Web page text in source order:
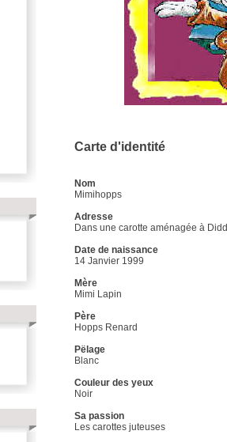
Carte d'identité
Nom
Mimihopps
Adresse
Dans une carotte aménagée à
Date de naissance
14 Janvier 1999
Mère
Mimi Lapin
Père
Hopps Renard
Pëlage
Blanc
Couleur des yeux
Noir
Sa passion
Les carottes juteuses